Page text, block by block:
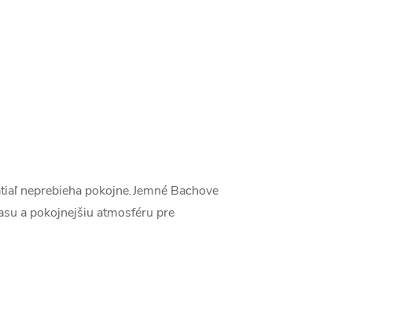
neprebieha pokojne.Jemné Bachove
a pokojnejšiu atmosféru pre